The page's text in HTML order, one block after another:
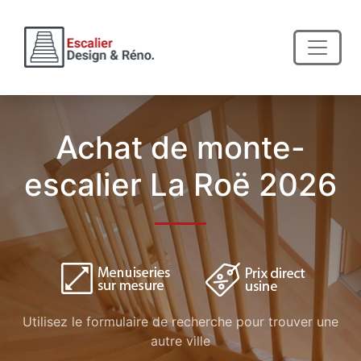
Achat de monte-
escalier La Roë 2026
Utilisez le formulaire de recherche pour trouver une
autre ville